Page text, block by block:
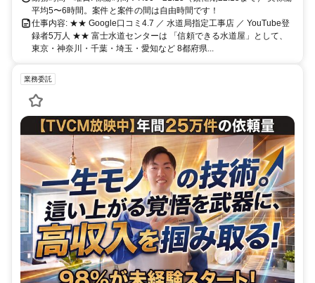
平均5〜6時間。案件と案件の間は自由時間です！
仕事内容: ★★ Google口コミ4.7 ／ 水道局指定工事店 ／ YouTube登
録者5万人 ★★ 富士水道センターは 「信頼できる水道屋」として、
東京・神奈川・千葉・埼玉・愛知など 8都府県...
業務委託